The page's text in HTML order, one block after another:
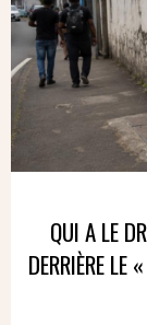
QUI A LE
DERRIÈRE LE